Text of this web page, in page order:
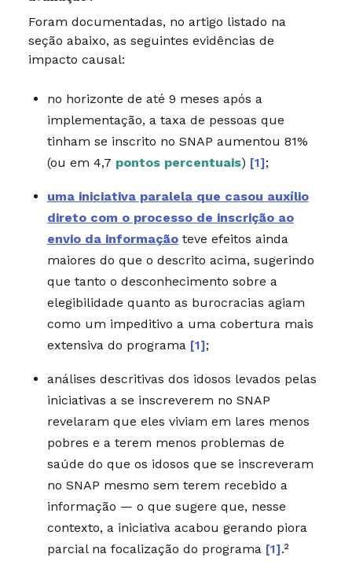
Foram documentadas, no artigo listado na
seção abaixo, as seguintes evidências de
impacto causal:
no horizonte de até 9 meses após a
implementação, a taxa de pessoas que
tinham se inscrito no SNAP aumentou 81%
(ou em 4,7 pontos percentuais) [1];
uma iniciativa paralela que casou auxílio
direto com o processo de inscrição ao
envio da informaçãoteve efeitos ainda
maiores do que o descrito acima, sugerindo
que tanto o desconhecimento sobre a
elegibilidade quanto as burocracias agiam
como um impeditivo a uma cobertura mais
extensiva do programa [1];
análises descritivas dos idosos levados pelas
iniciativas a se inscreverem no SNAP
revelaram que eles viviam em lares menos
pobres e a terem menos problemas de
saúde do que os idosos que se inscreveram
no SNAP mesmo sem terem recebido a
informação — o que sugere que, nesse
contexto, a iniciativa acabou gerando piora
parcial na focalização do programa [1].²